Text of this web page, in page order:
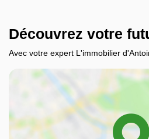
Découvrez votre
Avec votre expert L'immobilier